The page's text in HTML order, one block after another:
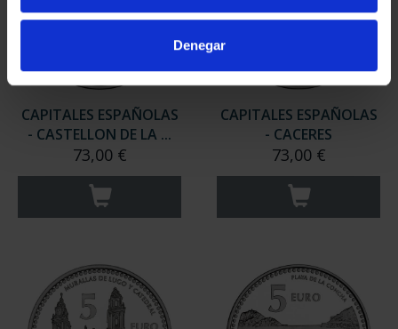
Denegar
CAPITALES ESPAÑOLAS
- CASTELLON DE LA ...
73,00 €
CAPITALES ESPAÑOLAS
- CACERES
73,00 €